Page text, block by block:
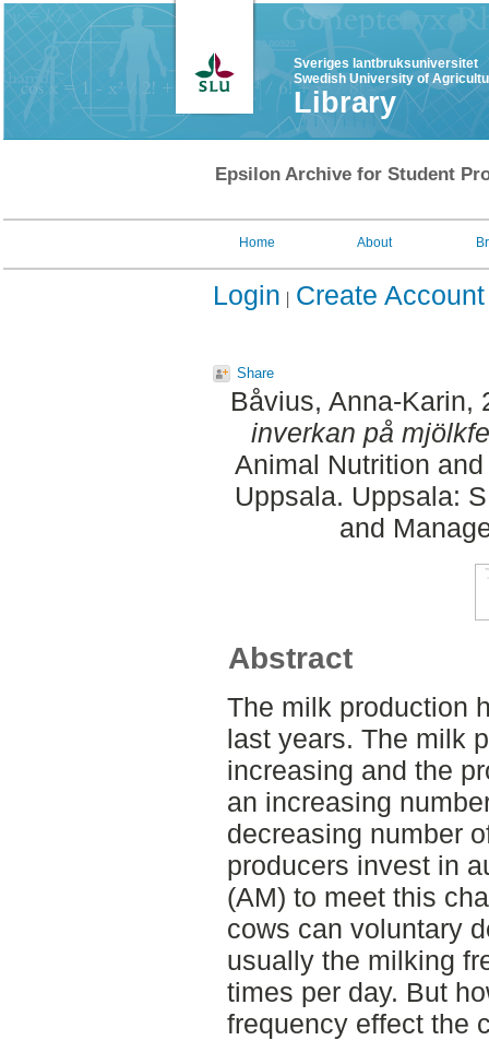
Sveriges lantbruksuniversitet
Swedish University of
Library
Epsilon Archive for Student
Home About
Login Create Account
Share
Båvius, Anna-Karin,
inverkan på
Animal Nutrition
Uppsala. Uppsala:
and
Abstract
The milk production
last years. The milk
increasing and the
an increasing
decreasing number
producers invest in
(AM) to meet this
cows can voluntary
usually the milking
times per day. But
frequency effect the